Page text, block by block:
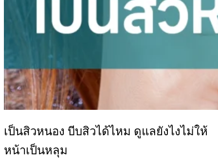
เป็นสิวหนอง บีบสิวได้ไหม ดูแลยังไงไม่ให้
หน้าเป็นหลุม